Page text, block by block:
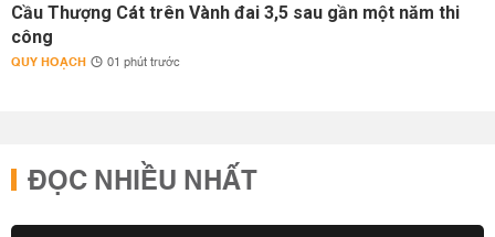
Cầu Thượng Cát trên Vành đai 3,5 sau gần một năm thi
công
QUY HOẠCH 01 phút trước
ĐỌC NHIỀU NHẤT